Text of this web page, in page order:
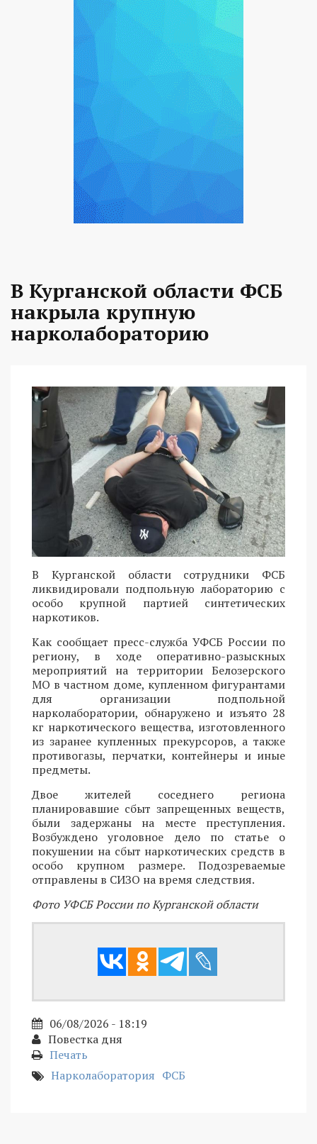
В Курганской области ФСБ
накрыла крупную
нарколабораторию
В Курганской области сотрудники ФСБ
ликвидировали подпольную лабораторию с
особо крупной партией синтетических
наркотиков.
Как сообщает пресс-служба УФСБ России по
региону, в ходе оперативно-разыскных
мероприятий на территории Белозерского
МО в частном доме, купленном фигурантами
для организации подпольной
нарколаборатории, обнаружено и изъято 28
кг наркотического вещества, изготовленного
из заранее купленных прекурсоров, а также
противогазы, перчатки, контейнеры и иные
предметы.
Двое жителей соседнего региона
планировавшие сбыт запрещенных веществ,
были задержаны на месте преступления.
Возбуждено уголовное дело по статье о
покушении на сбыт наркотических средств в
особо крупном размере. Подозреваемые
отправлены в СИЗО на время следствия.
Фото УФСБ России по Курганской области
06/08/2026 - 18:19
Повестка дня
Печать
Нарколаборатория ФСБ